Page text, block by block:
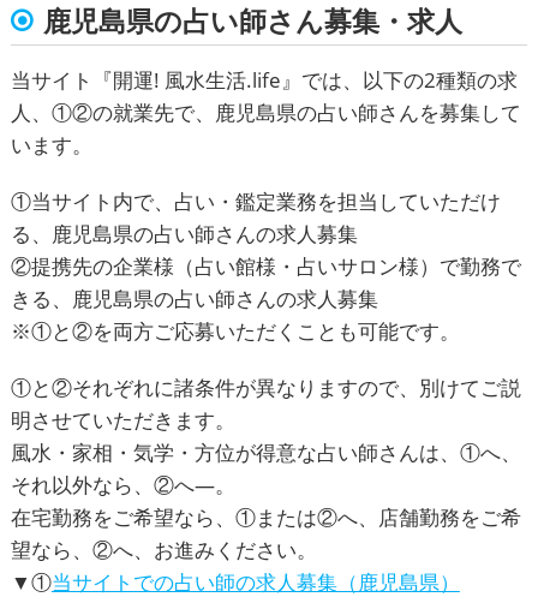
鹿児島県の占い師さん募集・求人
当サイト『開運! 風水生活.life』では、以下の2種類の求
人、①②の就業先で、鹿児島県の占い師さんを募集して
います。
①当サイト内で、占い・鑑定業務を担当していただけ
る、鹿児島県の占い師さんの求人募集
②提携先の企業様（占い館様・占いサロン様）で勤務で
きる、鹿児島県の占い師さんの求人募集
※①と②を両方ご応募いただくことも可能です。
①と②それぞれに諸条件が異なりますので、別けてご説
明させていただきます。
風水・家相・気学・方位が得意な占い師さんは、①へ、
それ以外なら、②へ―。
在宅勤務をご希望なら、①または②へ、店舗勤務をご希
望なら、②へ、お進みください。
▼①当サイトでの占い師の求人募集（鹿児島県）